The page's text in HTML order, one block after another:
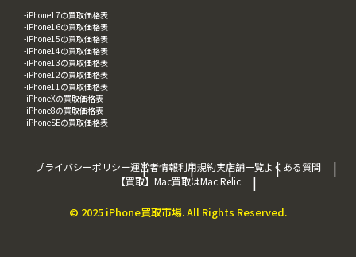
-iPhone17の買取価格表
-iPhone16の買取価格表
-iPhone15の買取価格表
-iPhone14の買取価格表
-iPhone13の買取価格表
-iPhone12の買取価格表
-iPhone11の買取価格表
-iPhoneXの買取価格表
-iPhone8の買取価格表
-iPhoneSEの買取価格表
プライバシーポリシー運営者情報利用規約実店舗一覧よくある質問
【買取】Mac買取はMac Relic
© 2025 iPhone買取市場. All Rights Reserved.